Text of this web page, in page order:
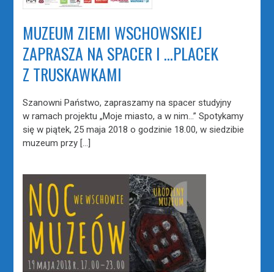
MUZEUM ZIEMI WSCHOWSKIEJ
ZAPRASZA NA SPACER I …PLACEK
Z TRUSKAWKAMI
Szanowni Państwo, zapraszamy na spacer studyjny
w ramach projektu „Moje miasto, a w nim…” Spotykamy
się w piątek, 25 maja 2018 o godzinie 18.00, w siedzibie
muzeum przy […]